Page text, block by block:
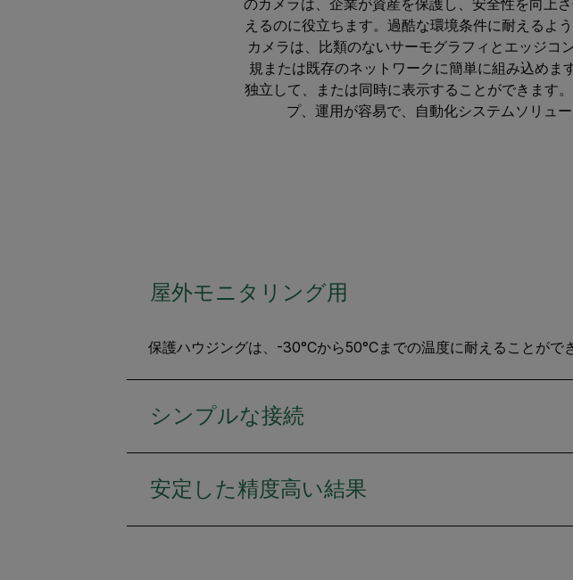
えるのに役立ちます。過酷な環境条件に耐える
カメラは、比類のないサーモグラフィとエッジ
規または既存のネットワークに簡単に組み込め
独立して、または同時に表示することができます
プ、運用が容易で、自動化システムソリュ
屋外モニタリング用
保護ハウジングは、-30°Cから50°Cまでの温度に耐えることがで
シンプルな接続
安定した精度高い結果